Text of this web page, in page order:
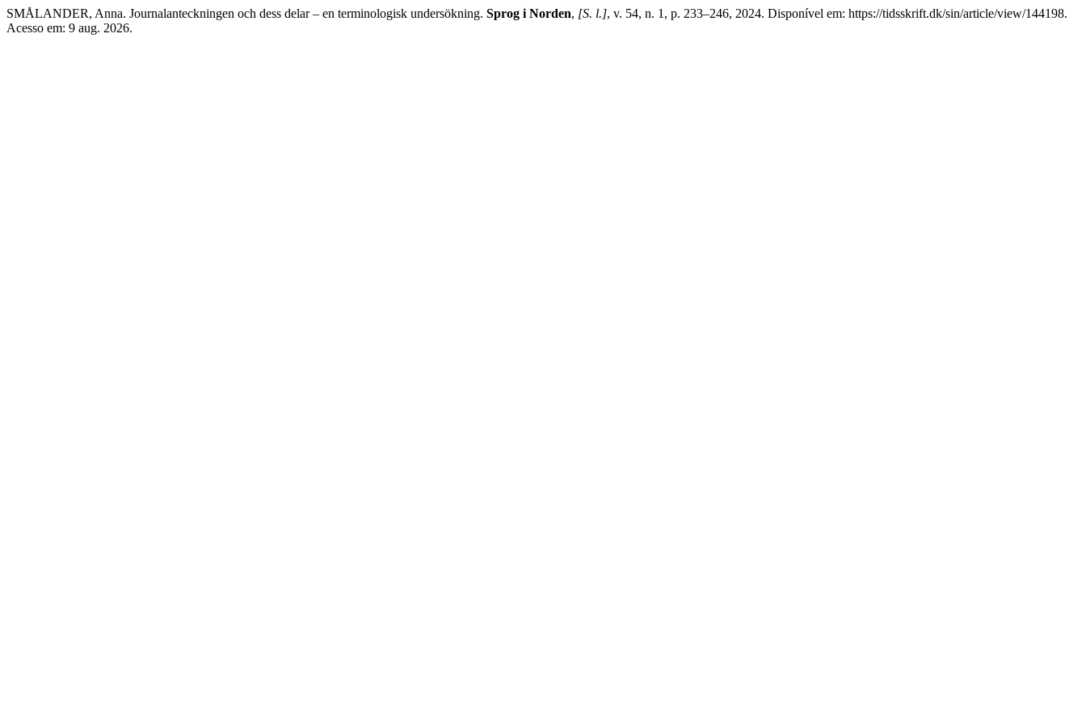
SMÅLANDER, Anna. Journalanteckningen och dess delar – en terminologisk undersökning. Sprog i Norden, [S. l.], v. 54, n. 1, p. 233–246, 2024. Disponível em: https://tidsskrift.dk/sin/article/view/144198.
Acesso em: 9 aug. 2026.